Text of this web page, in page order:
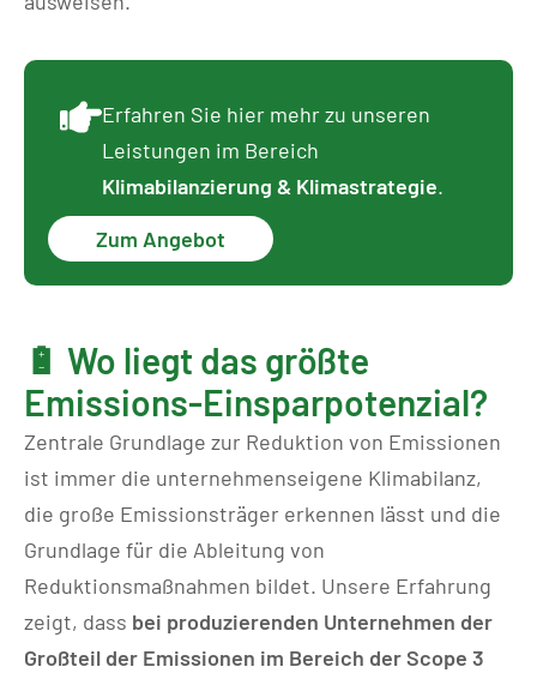
Erfahren Sie hier mehr zu unseren
Leistungen im Bereich
Klimabilanzierung & Klimastrategie.
Zum Angebot
🔋 Wo liegt das größte
Emissions-Einsparpotenzial?
Zentrale Grundlage zur Reduktion von Emissionen
ist immer die unternehmenseigene Klimabilanz,
die große Emissionsträger erkennen lässt und die
Grundlage für die Ableitung von
Reduktionsmaßnahmen bildet. Unsere Erfahrung
zeigt, dass bei produzierenden Unternehmen der
Großteil der Emissionen im Bereich der Scope 3